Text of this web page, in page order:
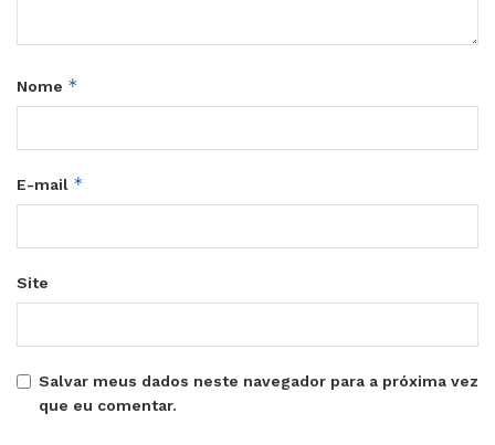
Nome *
E-mail *
Site
Salvar meus dados neste navegador para a próxima vez
que eu comentar.